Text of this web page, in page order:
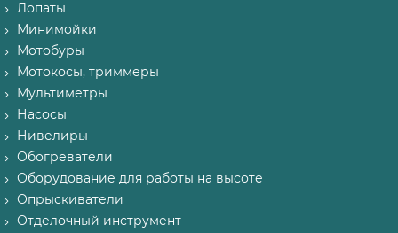
Лопаты
Минимойки
Мотобуры
Мотокосы, триммеры
Мультиметры
Насосы
Нивелиры
Обогреватели
Оборудование для работы на высоте
Опрыскиватели
Отделочный инструмент